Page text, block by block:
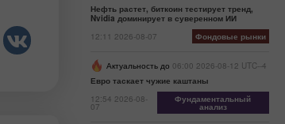
Нефть растет, биткоин тестирует тренд,
Nvidia доминирует в суверенном ИИ
12:11 2026-08-07
Фондовые рынки
Актуальность до 06:00 2026-08-12 UTC--4
Евро таскает чужие каштаны
12:54 2026-08-
07
Фундаментальный
анализ